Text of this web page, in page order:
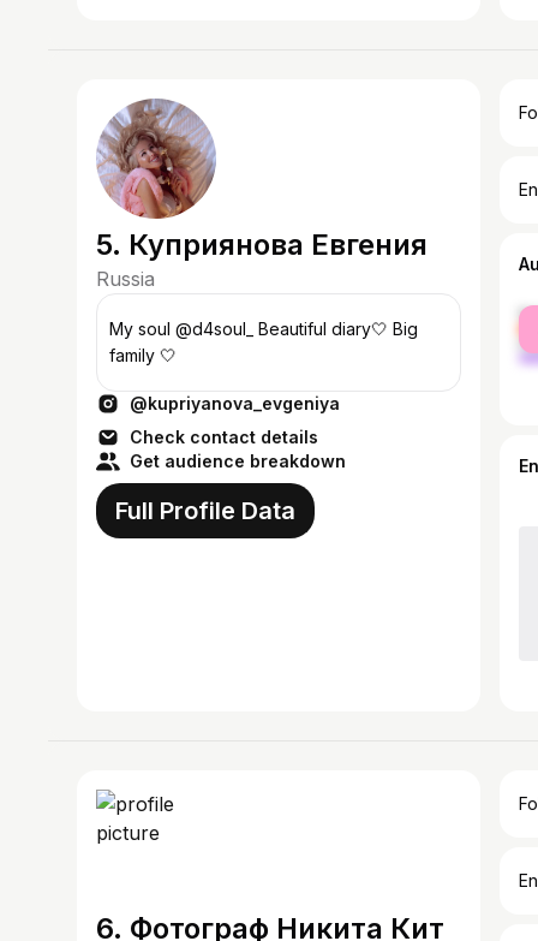
5. Куприянова Евгения
Russia
My soul @d4soul_ Beautiful diary🤍 Big
family 🤍
@kupriyanova_evgeniya
Check contact details
Get audience breakdown
Full Profile Data
6. Фотограф Никита Кит